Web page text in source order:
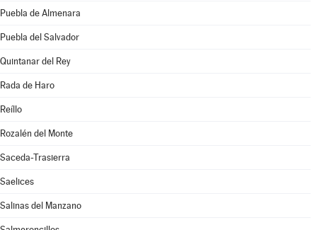
Puebla de Almenara
Puebla del Salvador
Quintanar del Rey
Rada de Haro
Reíllo
Rozalén del Monte
Saceda-Trasierra
Saelices
Salinas del Manzano